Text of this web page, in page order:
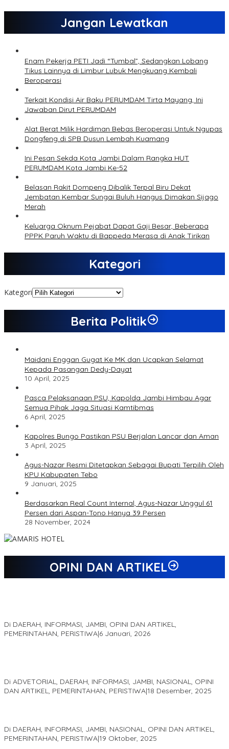
Jangan Lewatkan
Enam Pekerja PETI Jadi “Tumbal”, Sedangkan Lobang
Tikus Lainnya di Limbur Lubuk Mengkuang Kembali
Beroperasi
Terkait Kondisi Air Baku PERUMDAM Tirta Mayang, Ini
Jawaban Dirut PERUMDAM
Alat Berat Milik Hardiman Bebas Beroperasi Untuk Ngupas
Dongfeng di SPB Dusun Lembah Kuamang
Ini Pesan Sekda Kota Jambi Dalam Rangka HUT
PERUMDAM Kota Jambi Ke-52
Belasan Rakit Dompeng Dibalik Terpal Biru Dekat
Jembatan Kembar Sungai Buluh Hangus Dimakan Sijago
Merah
Keluarga Oknum Pejabat Dapat Gaji Besar, Beberapa
PPPK Paruh Waktu di Bappeda Merasa di Anak Tirikan
Kategori
Kategori
Berita Politik
Maidani Enggan Gugat Ke MK dan Ucapkan Selamat
Kepada Pasangan Dedy-Dayat
10 April, 2025
Pasca Pelaksanaan PSU, Kapolda Jambi Himbau Agar
Semua Pihak Jaga Situasi Kamtibmas
6 April, 2025
Kapolres Bungo Pastikan PSU Berjalan Lancar dan Aman
3 April, 2025
Agus-Nazar Resmi Ditetapkan Sebagai Bupati Terpilih Oleh
KPU Kabupaten Tebo
9 Januari, 2025
Berdasarkan Real Count Internal, Agus-Nazar Unggul 61
Persen dari Aspan-Tono Hanya 39 Persen
28 November, 2024
OPINI DAN ARTIKEL
Di DAERAH, INFORMASI, JAMBI, OPINI DAN ARTIKEL,
PEMERINTAHAN, PERISTIWA|6 Januari, 2026
Di ADVETORIAL, DAERAH, INFORMASI, JAMBI, NASIONAL, OPINI
DAN ARTIKEL, PEMERINTAHAN, PERISTIWA|18 Desember, 2025
Di DAERAH, INFORMASI, JAMBI, NASIONAL, OPINI DAN ARTIKEL,
PEMERINTAHAN, PERISTIWA|19 Oktober, 2025